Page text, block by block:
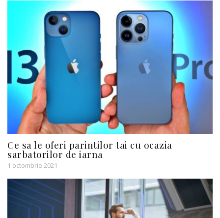
Ce sa le oferi parintilor tai cu ocazia
sarbatorilor de iarna
1 octombrie 2021